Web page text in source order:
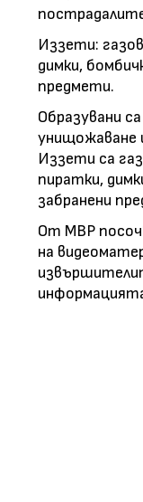
Иззети:
димки,
предмети.
Образувани
унищожаване
Иззети са
пиратки,
забранени
От МВР
на